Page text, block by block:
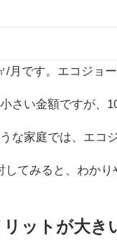
月です。エコジョ
さい金額ですが、
な家庭では、エコ
てみると、わかり
ットが大き